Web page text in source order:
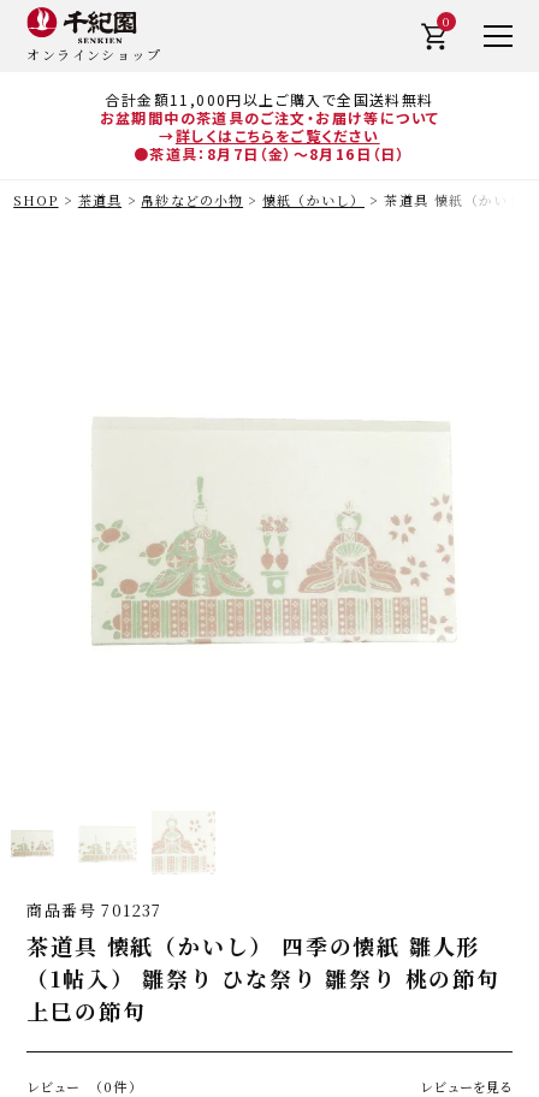
合計金額11,000円以上ご購入で全国送料無料
お盆期間中の茶道具のご注文・お届け等について
→詳しくはこちらをご覧ください
●茶道具：8月7日（金）～8月16日（日）
オンラインショップ
0
SHOP 茶道具 帛紗などの小物 懐紙（かいし） 茶道具 懐紙（かいし
商品番号 701237
茶道具 懐紙（かいし） 四季の懐紙 雛人形
（1帖入） 雛祭り ひな祭り 雛祭り 桃の節句
上巳の節句
レビュー （0件） レビューを見る